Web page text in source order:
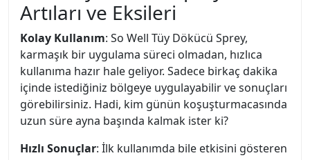
Artıları ve Eksileri
Kolay Kullanım: So Well Tüy Dökücü Sprey,
karmaşık bir uygulama süreci olmadan, hızlıca
kullanıma hazır hale geliyor. Sadece birkaç dakika
içinde istediğiniz bölgeye uygulayabilir ve sonuçları
görebilirsiniz. Hadi, kim günün koşuşturmacasında
uzun süre ayna başında kalmak ister ki?
Hızlı Sonuçlar: İlk kullanımda bile etkisini gösteren